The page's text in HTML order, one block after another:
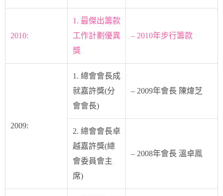
2010:
1. 最傑出籌款
工作計劃優異
獎
– 2010年步行籌款
2009:
1. 總會會長成
就嘉許獎(分
會會長)
– 2009年會長 陳煒芝
2. 總會會長卓
越嘉許獎(總
會委員會主
席)
– 2008年會長 溫卓鳯